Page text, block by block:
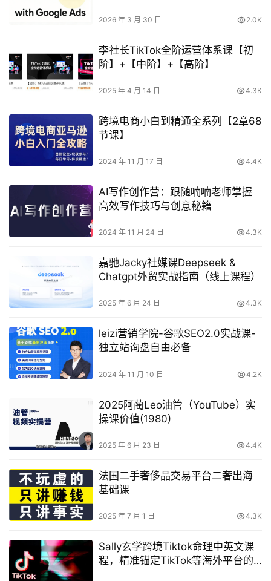
2026 年 3 月 30 日 2.0K
李社长TikTok全阶运营体系课【初
阶】+【中阶】+【高阶】
2025 年 4 月 14 日 4.3K
跨境电商小白到精通全系列【2章68
节课】
2024 年 11 月 17 日 4.4K
AI写作创作营：跟随喃喃老师掌握
高效写作技巧与创意秘籍
2024 年 11 月 24 日 4.3K
嘉驰Jacky社媒课Deepseek &
Chatgpt外贸实战指南（线上课程）
2025 年 6 月 24 日 4.3K
leizi营销学院-谷歌SEO2.0实战课-
独立站询盘自由必备
2024 年 11 月 10 日 4.2K
2025阿蔺Leo油管（YouTube）实
操课价值(1980)
2025 年 6 月 23 日 4.4K
法国二手奢侈品交易平台二奢出海
基础课
2025 年 7 月 1 日 4.3K
Sally玄学跨境Tiktok命理中英文课
程，精准锚定TikTok等海外平台的